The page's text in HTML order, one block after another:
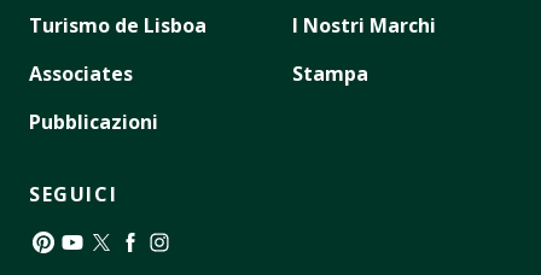
Turismo de Lisboa
Associates
Pubblicazioni
I Nostri Marchi
Stampa
SEGUICI